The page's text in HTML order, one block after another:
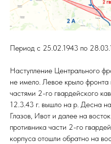
Период с 25.02.1943 по
Наступление Центрального
не имело. Левое крыло
частями 2-го гвардейского
12.3.43 г. вышло на р. Десна
Глазов, Ивот и далее на
противника части 2-го
корпуса отошли обратно на